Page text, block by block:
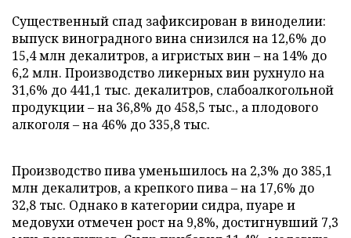
Существенный спад зафиксирован в виноделии:
выпуск виноградного вина снизился на 12,6% до
15,4 млн декалитров, а игристых вин – на 14% до
6,2 млн. Производство ликерных вин рухнуло на
31,6% до 441,1 тыс. декалитров, слабоалкогольной
продукции – на 36,8% до 458,5 тыс., а плодового
алкоголя – на 46% до 335,8 тыс.
Производство пива уменьшилось на 2,3% до 385,1
млн декалитров, а крепкого пива – на 17,6% до
32,8 тыс. Однако в категории сидра, пуаре и
медовухи отмечен рост на 9,8%, достигнувший 7,3